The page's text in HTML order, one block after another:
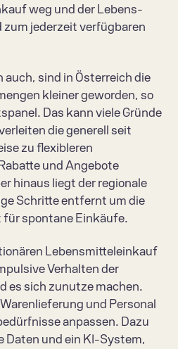
weg und der Lebens­
jederzeit verfügbaren
auch, sind in Österreich die
kleiner geworden, so
Das kann viele Gründe
die generell seit
zu flexibleren
und Angebote
hinaus liegt der regionale
Schritte entfernt um die
für spontane Einkäufe.
Lebensmitteleinkauf
Verhalten der
es sich zunutze machen.
und Personal
anpassen. Dazu
Daten und ein KI-System,